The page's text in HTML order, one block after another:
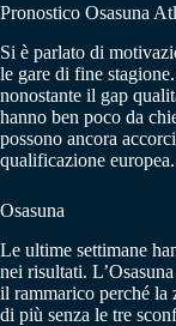
Pronostico Osasuna
Si è parlato di
le gare di fine
nonostante il gap
hanno ben poco da
possono ancora
qualificazione europea.
Osasuna
Le ultime settimane
nei risultati.
il rammarico perché la
di più senza le tre